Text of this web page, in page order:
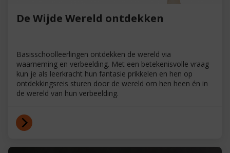
De Wijde Wereld ontdekken
Basisschoolleerlingen ontdekken de wereld via
waarneming en verbeelding. Met een betekenisvolle vraag
kun je als leerkracht hun fantasie prikkelen en hen op
ontdekkingsreis sturen door de wereld om hen heen én in
de wereld van hun verbeelding.